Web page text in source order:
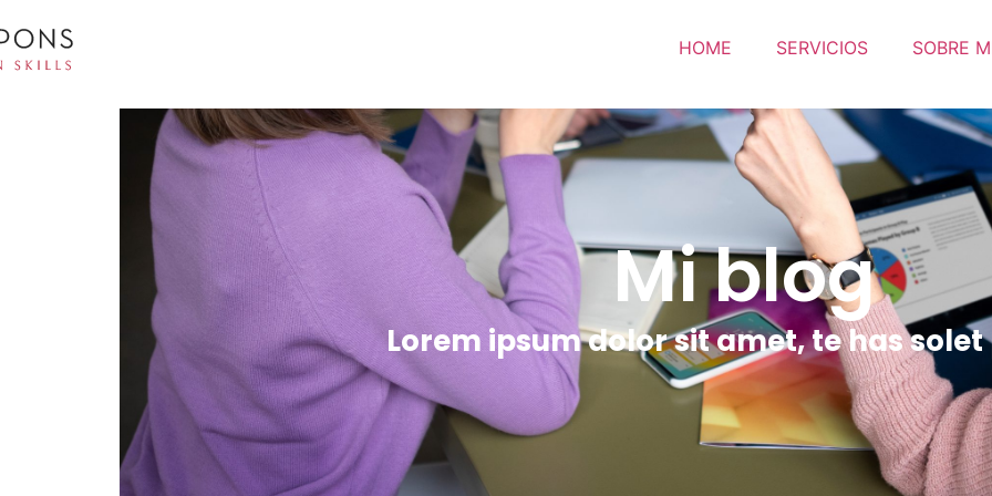
HOME SERVICIOS SOBRE
Mi blog
Lorem ipsum dolor sit amet, te has